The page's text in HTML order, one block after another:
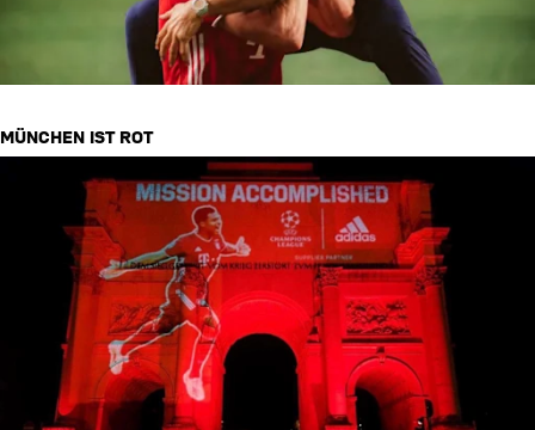
MÜNCHEN IST ROT